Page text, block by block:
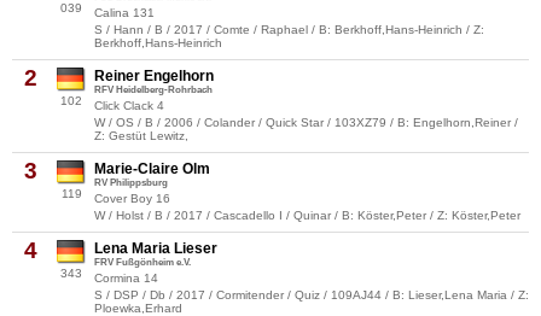
039
Calina 131
S / Hann / B / 2017 / Comte / Raphael / B: Berkhoff,Hans-Heinrich / Z:
Berkhoff,Hans-Heinrich
2
102
Reiner Engelhorn
RFV Heidelberg-Rohrbach
Click Clack 4
W / OS / B / 2006 / Colander / Quick Star / 103XZ79 / B: Engelhorn,Reiner /
Z: Gestüt Lewitz,
3
119
Marie-Claire Olm
RV Philippsburg
Cover Boy 16
W / Holst / B / 2017 / Cascadello I / Quinar / B: Köster,Peter / Z: Köster,Peter
4
343
Lena Maria Lieser
FRV Fußgönheim e.V.
Cormina 14
S / DSP / Db / 2017 / Cormitender / Quiz / 109AJ44 / B: Lieser,Lena Maria / Z:
Ploewka,Erhard